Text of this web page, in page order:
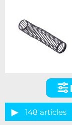
articles
148 articles